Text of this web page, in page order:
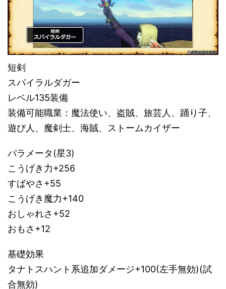
短剣
スパイラルダガー
レベル135装備
装備可能職業：魔法使い、盗賊、旅芸人、踊り子、
遊び人、魔剣士、海賊、ストームカイザー
パラメータ(星3)
こうげき力+256
すばやさ+55
こうげき魔力+140
おしゃれさ+52
おもさ+12
基礎効果
タナトスハント系追加ダメージ+100(左手無効)(試
合無効)